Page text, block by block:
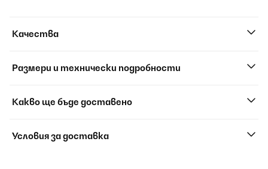
Качества
Размери и технически подробности
Какво ще бъде доставено
Условия за доставка